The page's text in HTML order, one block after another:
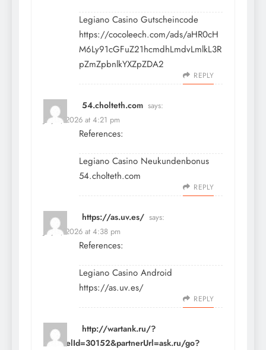
Legiano Casino Gutscheincode
https://cocoleech.com/ads/aHR0cH
M6Ly91cGFuZ21hcmdhLmdvLmlkL3R
pZmZpbnlkYXZpZDA2
REPLY
54.cholteth.com says:
July 9, 2026 at 4:21 pm
References:
Legiano Casino Neukundenbonus
54.cholteth.com
REPLY
https://as.uv.es/ says:
July 9, 2026 at 4:38 pm
References:
Legiano Casino Android
https://as.uv.es/
REPLY
http://wartank.ru/?
channelId=30152&partnerUrl=ask.ru/go?